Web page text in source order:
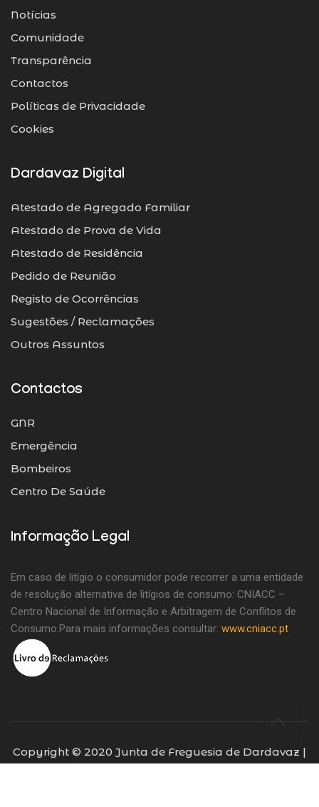
Notícias
Comunidade
Transparência
Contactos
Políticas de Privacidade
Cookies
Dardavaz Digital
Atestado de Agregado Familiar
Atestado de Prova de Vida
Atestado de Residência
Pedido de Reunião
Registo de Ocorrências
Sugestões / Reclamações
Outros Assuntos
Contactos
GNR
Emergência
Bombeiros
Centro De Saúde
Informação Legal
Em caso de litígio o consumidor pode recorrer a uma entidade
de resolução alternativa de litígios de consumo: CNIACC –
Centro Nacional de Informação e Arbitragem de Conflitos de
Consumo.Para mais informações consultar: www.cniacc.pt
Copyright © 2020 Junta de Freguesia de Dardavaz |